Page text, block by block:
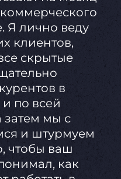
Я лично веду
клиентов,
скрытые
в
по всей
затем мы с
и штурмуем
чтобы ваш
как